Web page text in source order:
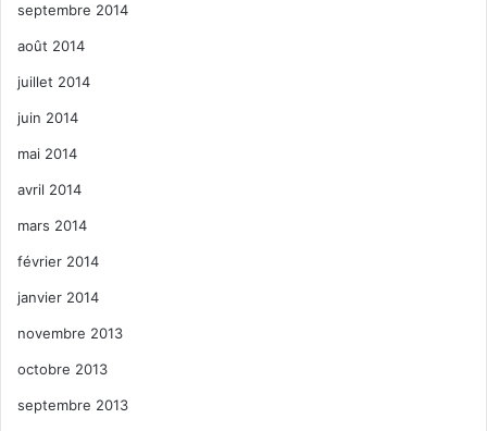
septembre 2014
août 2014
juillet 2014
juin 2014
mai 2014
avril 2014
mars 2014
février 2014
janvier 2014
novembre 2013
octobre 2013
septembre 2013